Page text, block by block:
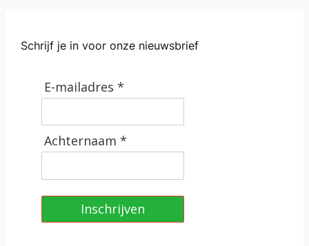
Schrijf je in voor onze nieuwsbrief
E-mailadres *
Achternaam *
Inschrijven